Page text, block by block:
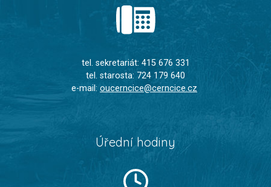
tel. sekretariát: 415 676 331
tel. starosta: 724 179 640
e-mail: oucerncice@cerncice.cz
Úřední hodiny